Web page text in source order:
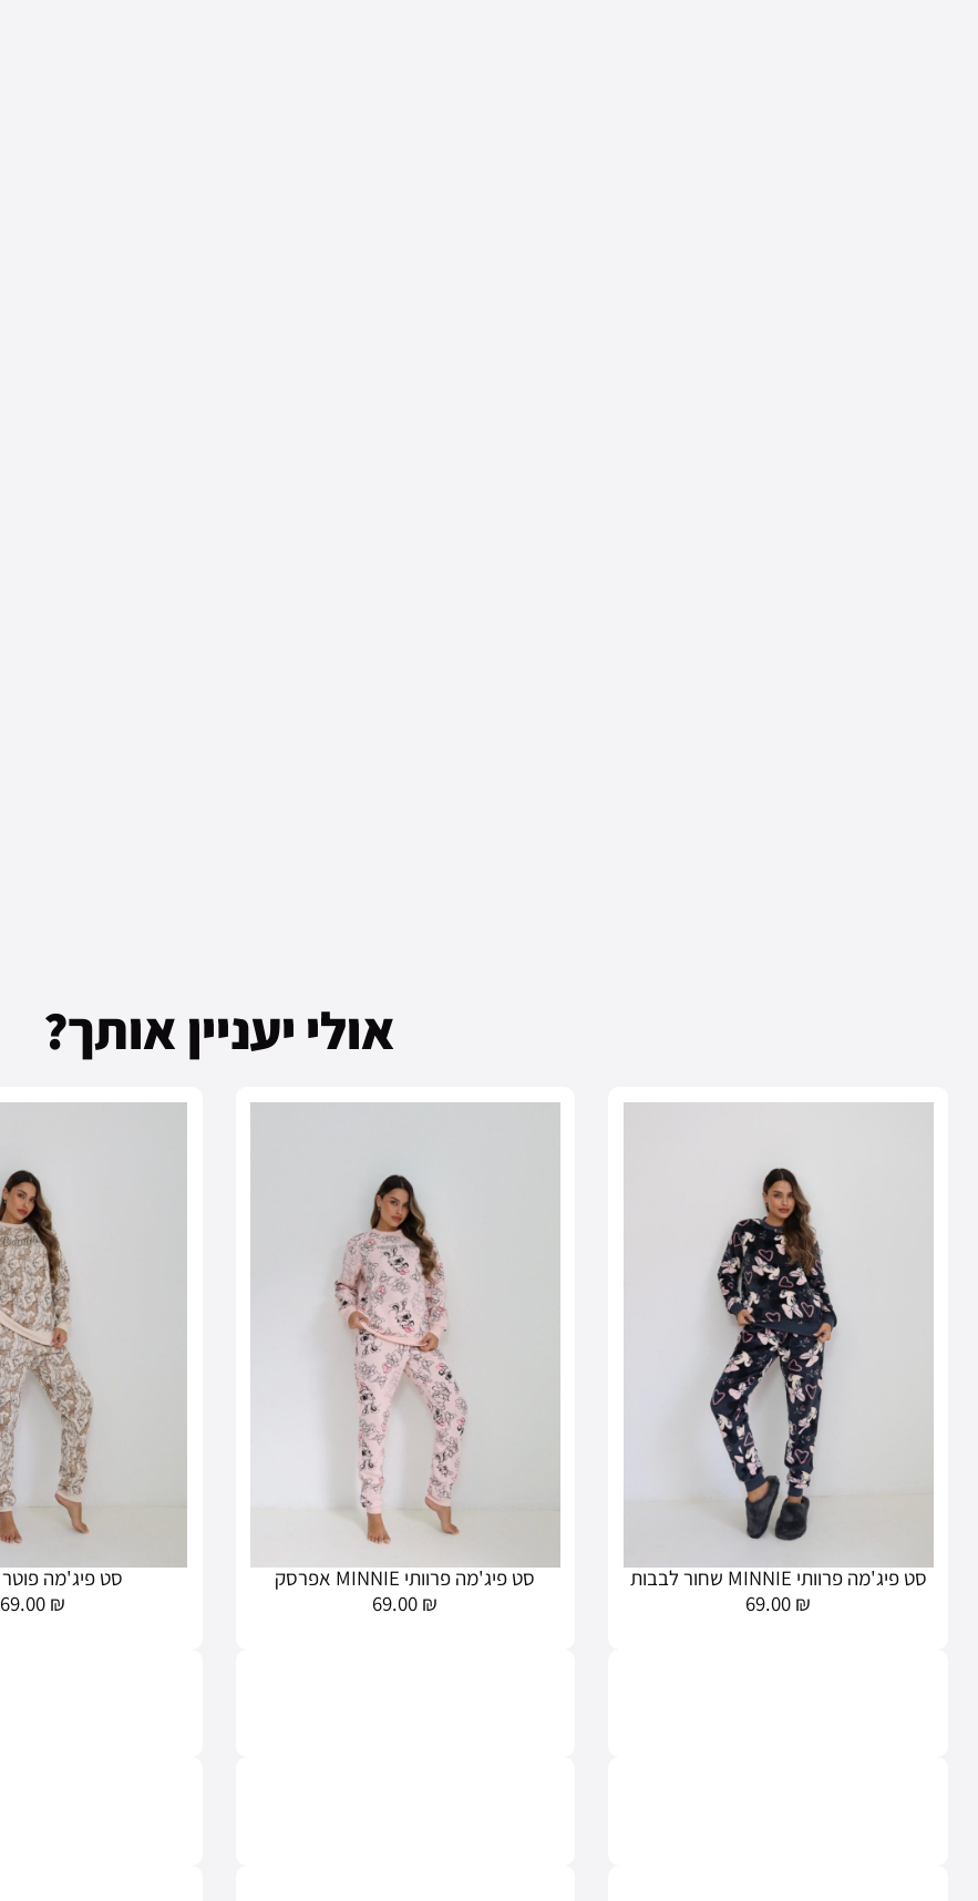
אולי יעניין אותך?
סט פיג'מה פרוותי MINNIE שחור לבבות
69.00 ₪
סט פיג'מה פרוותי MINNIE אפרסק
69.00 ₪
סט פיג'מה פוטר BAMBI
69.00 ₪